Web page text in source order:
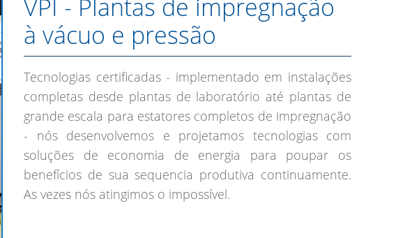
VPI - Plantas de impregnação
à vácuo e pressão
Tecnologias certificadas - implementado em instalações
completas desde plantas de laboratório até plantas de
grande escala para estatores completos de impregnação
- nós desenvolvemos e projetamos tecnologias com
soluções de economia de energia para poupar os
benefícios de sua sequencia produtiva continuamente.
As vezes nós atingimos o impossível.